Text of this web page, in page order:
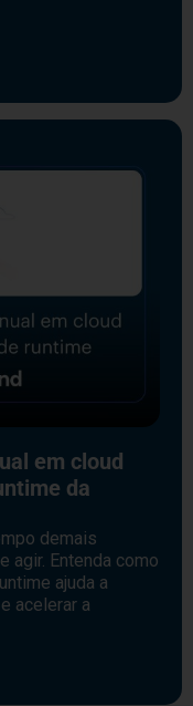
em cloud
da
demais
agir. Entenda como
ajuda a
acelerar a